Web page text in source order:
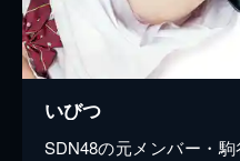
いびつ
SDN48の元メンバー・